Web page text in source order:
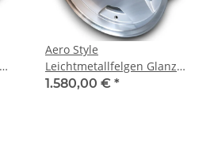
Aero Style
Leichtmetallfelgen Glanz
Silber für Mercedes W109
1.580,00 € *